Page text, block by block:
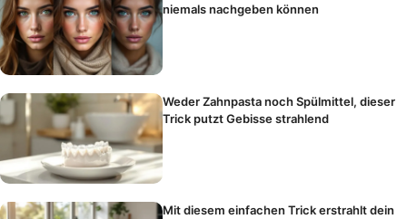
niemals nachgeben können
Weder Zahnpasta noch Spülmittel, dieser
Trick putzt Gebisse strahlend
Mit diesem einfachen Trick erstrahlt dein